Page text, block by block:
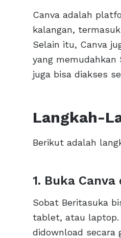
Canva adalah
kalangan,
Selain itu, Canva
yang
juga bisa diakses
Langkah-
Berikut adalah
1. Buka
Sobat Beritasuka
tablet, atau laptop.
didownload secara